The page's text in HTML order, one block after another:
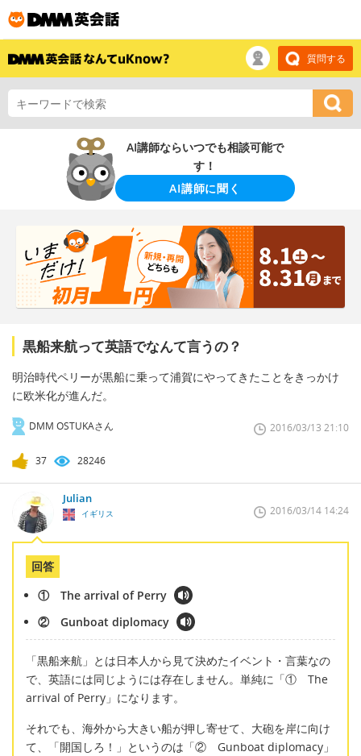
質問する
AI講師ならいつでも相談可能で
す！
AI講師に聞く
黒船来航って英語でなんて言うの？
明治時代ペリーが黒船に乗って浦賀にやってきたことをきっかけ
に欧米化が進んだ。
DMM OSTUKAさん 2016/03/13 21:10
37 28246
Julian
イギリス 2016/03/14 14:24
回答
① The arrival of Perry
② Gunboat diplomacy
「黒船来航」とは日本人から見て決めたイベント・言葉なの
で、英語には同じようには存在しません。単純に「① The
arrival of Perry」になります。
それでも、海外から大きい船が押し寄せて、大砲を岸に向け
て、「開国しろ！」というのは「② Gunboat diplomacy」